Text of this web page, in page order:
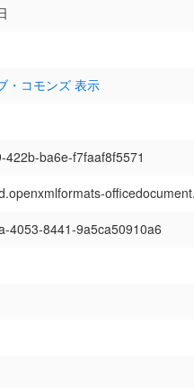
・コモンズ 表示
422b-ba6e-f7faaf8f5571
4053-8441-9a5ca50910a6